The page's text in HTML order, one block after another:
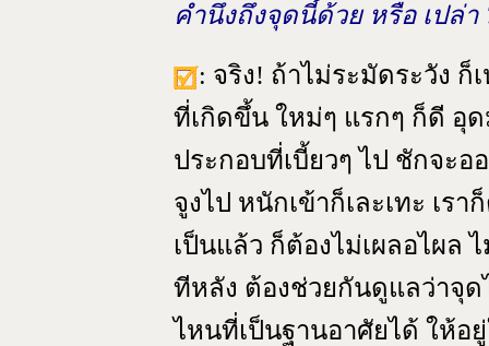
คำนึงถึงจุดนี้ด้วย หรือ เปล่า
: จริง! ถ้าไม่ระมัดระวัง
ที่เกิดขึ้น ใหม่ๆ แรกๆ ก็ดี อุ
ประกอบที่เบี้ยวๆ ไป ชักจะอ
จูงไป หนักเข้าก็เละเทะ เร
เป็นแล้ว ก็ต้องไม่เผลอไผล
ทีหลัง ต้องช่วยกันดูแลว่าจุด
ไหนที่เป็นฐานอาศัยได้ ให้อ